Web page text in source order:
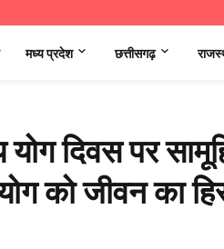
मध्‍य प्रदेश छत्तीसगढ़
दिवस पर
को जीवन का